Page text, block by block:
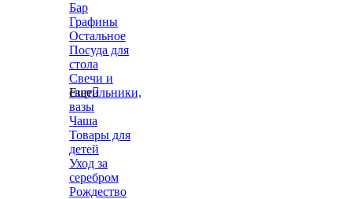
Бар
Графины
Остальное
Посуда для
стола
Свечи и
светильники,
вазы
Чаша
Товары для
детей
Уход за
серебром
Рождество
Еще